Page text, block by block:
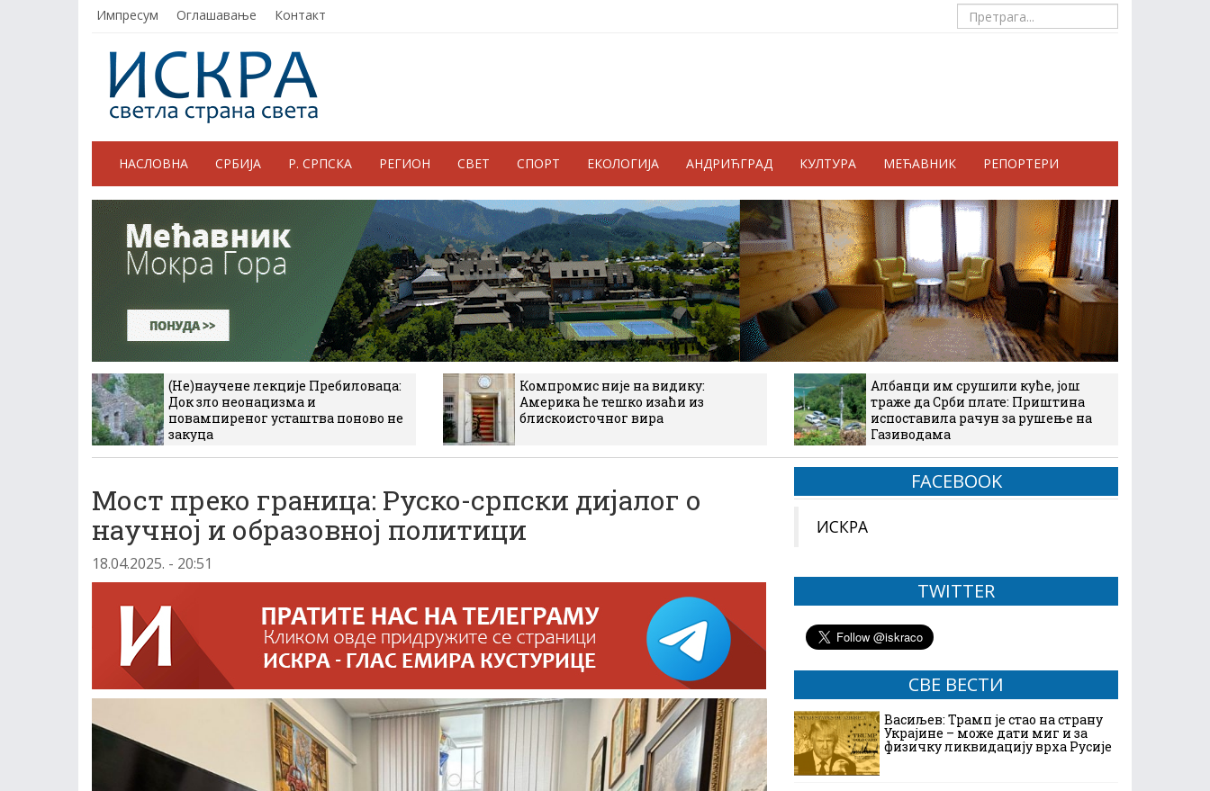
Импресум Оглашавање Контакт
НАСЛОВНА СРБИЈА Р. СРПСКА РЕГИОН СВЕТ СПОРТ ЕКОЛОГИЈА АНДРИЋГРАД КУЛТУРА МЕЋАВНИК РЕПОРТЕРИ
(Не)научене лекције Пребиловаца:
Док зло неонацизма и
повампиреног усташтва поново не
закуца
Компромис није на видику:
Америка ће тешко изаћи из
блискоисточног вира
Албанци им срушили куће, још
траже да Срби плате: Приштина
испоставила рачун за рушење на
Газиводама
Мост преко граница: Руско-српски дијалог о
научној и образовној политици
18.04.2025. - 20:51
FACEBOOK
ИСКРА
TWITTER
СВЕ ВЕСТИ
Васиљев: Трамп је стао на страну
Украјине – може дати миг и за
физичку ликвидацију врха Русије